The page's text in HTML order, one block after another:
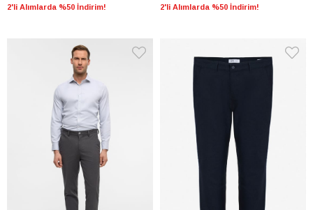
2'li Alımlarda %50 İndirim! 2'li Alımlarda %50 İndirim!